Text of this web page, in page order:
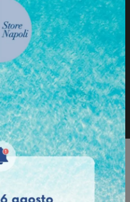
il Catalogo
informazioni